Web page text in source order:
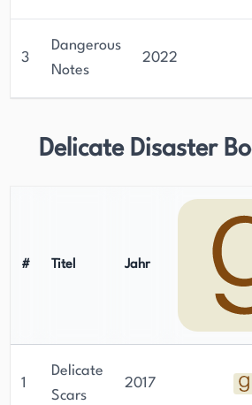
3
Dangerous
Notes
2022
Delicate Disaster
# Titel Jahr
1
Delicate
Scars
2017